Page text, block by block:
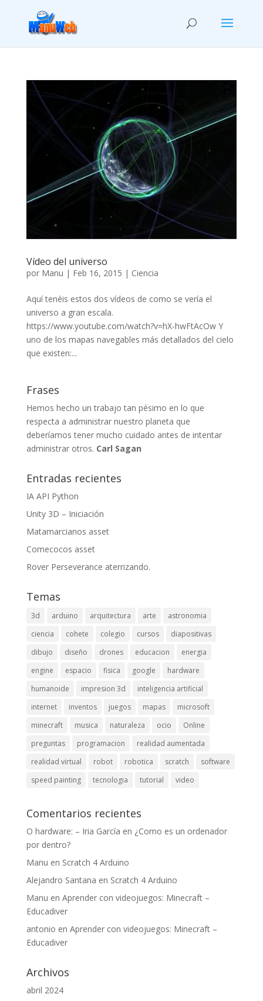
Vídeo del universo
por Manu | Feb 16, 2015 | Ciencia
Aquí tenéis estos dos vídeos de como se vería el
universo a gran escala.
https://www.youtube.com/watch?v=hX-hwFtAcOw Y
uno de los mapas navegables más detallados del cielo
que existen:...
Frases
Hemos hecho un trabajo tan pésimo en lo que
respecta a administrar nuestro planeta que
deberíamos tener mucho cuidado antes de intentar
administrar otros. Carl Sagan
Entradas recientes
IA API Python
Unity 3D – Iniciación
Matamarcianos asset
Comecocos asset
Rover Perseverance aterrizando.
Temas
3d arduino arquitectura arte
astronomia
ciencia
cohete colegio cursos
diapositivas
dibujo
diseño drones educacion
energia
engine
espacio fisica google
hardware
humanoide
impresion 3d
inteligencia artificial
internet
inventos juegos mapas
microsoft
minecraft
musica naturaleza ocio
Online
preguntas
programacion
realidad aumentada
realidad virtual
robot robotica scratch
software
speed painting
tecnologia tutorial video
Comentarios recientes
O hardware: – Iria García en ¿Como es un ordenador
por dentro?
Manu en Scratch 4 Arduino
Alejandro Santana en Scratch 4 Arduino
Manu en Aprender con videojuegos: Minecraft –
Educadiver
antonio en Aprender con videojuegos: Minecraft –
Educadiver
Archivos
abril 2024